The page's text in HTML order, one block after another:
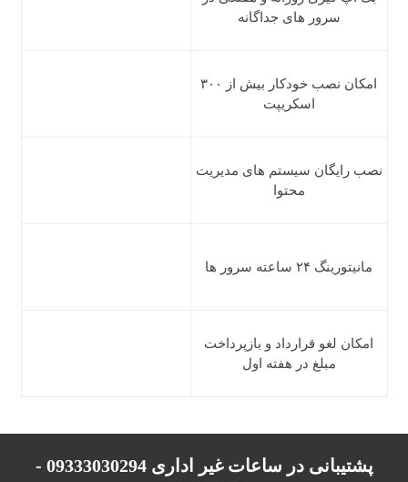
سرور های جداگانه
امکان نصب خودکار بیش از ۳۰۰
اسکریپت
نصب رایگان سیستم های مدیریت
محتوا
مانیتورینگ ۲۴ ساعته سرور ها
امکان لغو قرارداد و بازپرداخت
مبلغ در هفته اول
پشتیبانی در ساعات غیر اداری 09333030294 -